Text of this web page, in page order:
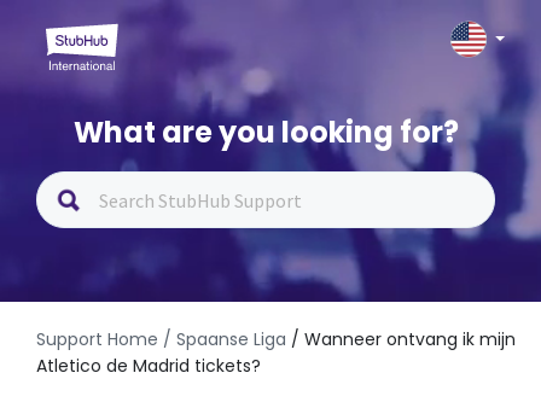
What are you looking for?
Support Home / Spaanse Liga / Wanneer ontvang ik mijn
Atletico de Madrid tickets?